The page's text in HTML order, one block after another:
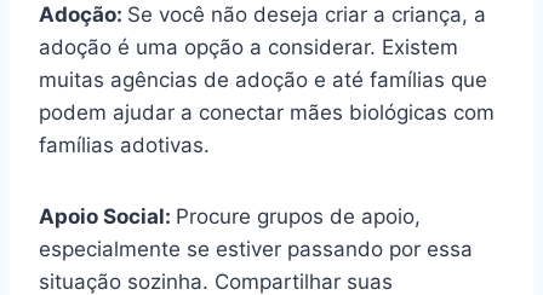
Adoção: Se você não deseja criar a criança, a
adoção é uma opção a considerar. Existem
muitas agências de adoção e até famílias que
podem ajudar a conectar mães biológicas com
famílias adotivas.
Apoio Social: Procure grupos de apoio,
especialmente se estiver passando por essa
situação sozinha. Compartilhar suas